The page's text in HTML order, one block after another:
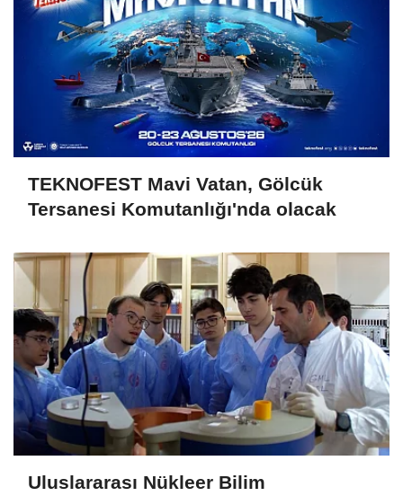
TEKNOFEST Mavi Vatan, Gölcük
Tersanesi Komutanlığı'nda olacak
Uluslararası Nükleer Bilim